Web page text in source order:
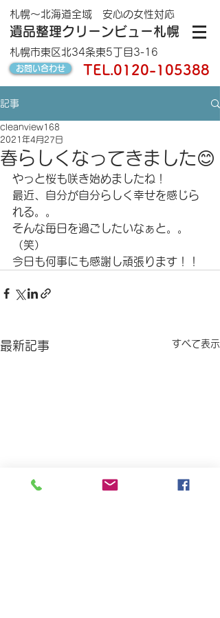
遺品整理クリーンビュー札幌
札幌～北海道全域 安心の女性対応
札幌市東区北34条東5丁目3-16
お問い合わせ TEL.0120-105388
記事
春らしくなってきました😊
cleanview168
2021年4月27日
やっと桜も咲き始めましたね！
最近、自分が自分らしく幸せを感じら
れる。。
そんな毎日を過ごしたいなぁと。。
（笑）
今日も何事にも感謝し頑張ります！！
最新記事 すべて表示